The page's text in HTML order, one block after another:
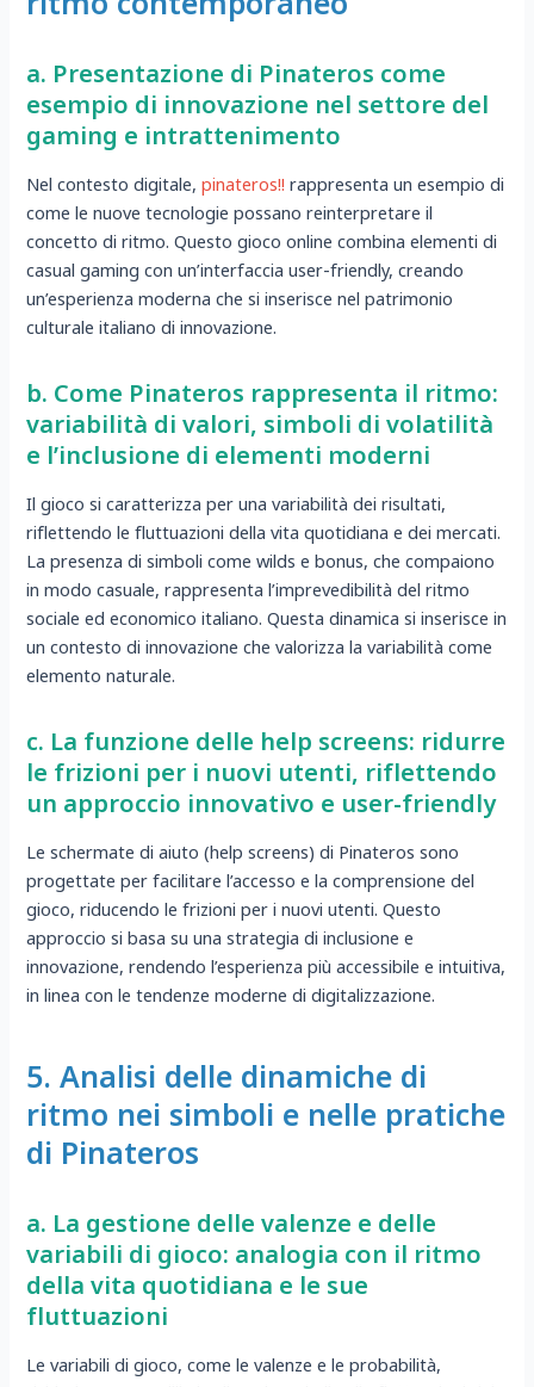
a. Presentazione di Pinateros come
esempio di innovazione nel settore del
gaming e intrattenimento
Nel contesto digitale,pinateros!! rappresenta un esempio di
come le nuove tecnologie possano reinterpretare il
concetto di ritmo. Questo gioco online combina elementi di
casual gaming con un’interfaccia user-friendly, creando
un’esperienza moderna che si inserisce nel patrimonio
culturale italiano di innovazione.
b. Come Pinateros rappresenta il ritmo:
variabilità di valori, simboli di volatilità
e l’inclusione di elementi moderni
Il gioco si caratterizza per una variabilità dei risultati,
riflettendo le fluttuazioni della vita quotidiana e dei mercati.
La presenza di simboli come wilds e bonus, che compaiono
in modo casuale, rappresenta l’imprevedibilità del ritmo
sociale ed economico italiano. Questa dinamica si inserisce in
un contesto di innovazione che valorizza la variabilità come
elemento naturale.
c. La funzione delle help screens: ridurre
le frizioni per i nuovi utenti, riflettendo
un approccio innovativo e user-friendly
Le schermate di aiuto (help screens) di Pinateros sono
progettate per facilitare l’accesso e la comprensione del
gioco, riducendo le frizioni per i nuovi utenti. Questo
approccio si basa su una strategia di inclusione e
innovazione, rendendo l’esperienza più accessibile e intuitiva,
in linea con le tendenze moderne di digitalizzazione.
5. Analisi delle dinamiche di
ritmo nei simboli e nelle pratiche
di Pinateros
a. La gestione delle valenze e delle
variabili di gioco: analogia con il ritmo
della vita quotidiana e le sue
fluttuazioni
Le variabili di gioco, come le valenze e le probabilità,